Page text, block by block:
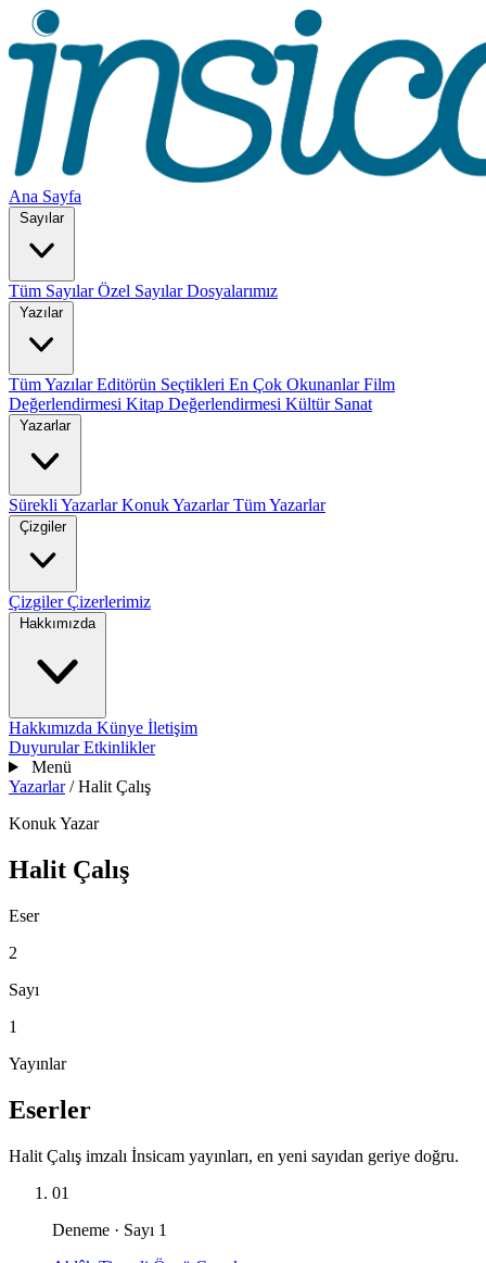
Ana Sayfa
Sayılar
Tüm SayılarÖzel SayılarDosyalarımız
Yazılar
Tüm YazılarEditörün Seçtikleri En Çok OkunanlarFilm
Değerlendirmesi Kitap Değerlendirmesi Kültür Sanat
Yazarlar
Sürekli YazarlarKonuk YazarlarTüm Yazarlar
Çizgiler
ÇizgilerÇizerlerimiz
Hakkımızda
Hakkımızda Künye İletişim
DuyurularEtkinlikler
Menü
Yazarlar / Halit Çalış
Konuk Yazar
Halit Çalış
Eser
2
Sayı
1
Yayınlar
Eserler
Halit Çalış imzalı İnsicam yayınları, en yeni sayıdan geriye doğru.
01
Deneme · Sayı 1